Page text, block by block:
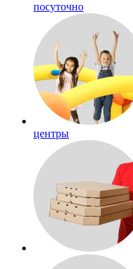
посуточно
центры